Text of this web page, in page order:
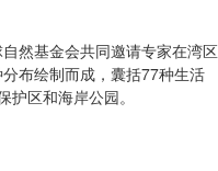
然基金会共同邀请专家在湾区
布绘制而成，囊括77种生活
区和海岸公园。